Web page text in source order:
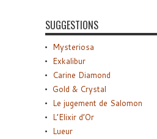
SUGGESTIONS
Mysteriosa
Exkalibur
Carine Diamond
Gold & Crystal
Le jugement de Salomon
L’Elixir d’Or
Lueur